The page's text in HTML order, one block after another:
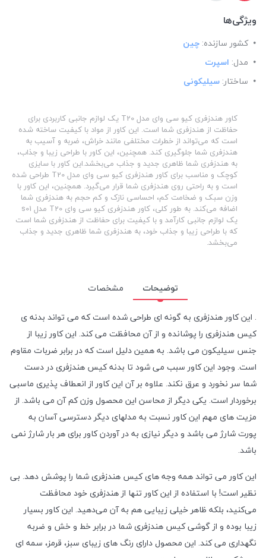
ویژگی‌ها
کشور سازنده: چین
مدل: اسپرت
ساختار: سیلیکونی
کاور هندزفری کیو سی وای مدل T20 یک لوازم جانبی کاربردی برای
حفاظت از هندزفری شما است. این کاور از مواد با کیفیت ساخته شده
است که می‌تواند از خطرات مختلفی مانند خراش، ضربه و آسیب به
هندزفری شما جلوگیری کند. همچنین، این کاور با طراحی زیبا و جذاب،
به هندزفری شما ظاهری جدید و جذاب می‌بخشد.این کاور با سایزی
کوچک و مناسب برای کاور هندزفری کیو سی وای مدل T20 طراحی شده
است و به راحتی روی هندزفری شما قرار می‌گیرد. همچنین، این کاور با
وزن سبک و ضخامت کم، احساسی نازک و کم حجم به هندزفری شما
اضافه می‌کند. به طور کلی، کاور هندزفری کیو سی وای T20 مدل s01
یک لوازم جانبی کارآمد و با کیفیت برای حفاظت از هندزفری شما است
که با طراحی زیبا و جذاب خود، به هندزفری شما ظاهری جدید و جذاب
می‌بخشد.
توضیحات
مشخصات
. این کاور هندزفری به گونه ای طراحی شده است که می تواند بدنه ی
کیس هندزفری را پوشانده و از آن محافظت می کند. این کاور زیبا از
جنس سیلیکون می باشد. به همین دلیل است که در برابر ضربات مقاوم
است. وجود این کاور سبب می شود تا بدنه کیس هندزفری در دست
شما سر نخورد و عرق نکند. علاوه بر آن این کاور از انعطاف پذیری ماسبی
برخوردار است. یکی دیگر از محاسن این محصول وزن کم آن می باشد. از
مزیت های مهم این کاور نسبت به مدلهای دیگر دسترسی آسان به
پورت شارژ می باشد و دیگر نیازی به در آوردن کاور برای هر بار شارژ نمی
باشد.
این کاور می تواند همه وجه های کیس هندزفری شما را پوشش دهد. بی
نظیر است! با استفاده از این کاور تنها از هندزفری خود محافظت
می‌کنید، بلکه ظاهر خیلی زیبایی هم به آن می‌دهید. این کاور بسیار
زیبا بوده و از گوشی کیس هندزفری شما در برابر خط و خش و ضربه
نگهداری می کند. این محصول دارای رنگ های زیبای سبز، قرمز، سمه ای